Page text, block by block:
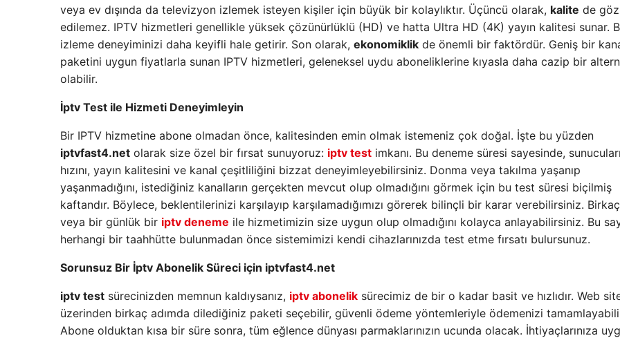
veya ev dışında da televizyon izlemek isteyen kişiler için büyük bir kolaylıktır. Üçüncü olarak, kalite de göz
edilemez. IPTV hizmetleri genellikle yüksek çözünürlüklü (HD) ve hatta Ultra HD (4K) yayın kalitesi sunar.
izleme deneyiminizi daha keyifli hale getirir. Son olarak, ekonomiklik de önemli bir faktördür. Geniş bir
paketini uygun fiyatlarla sunan IPTV hizmetleri, geleneksel uydu aboneliklerine kıyasla daha cazip bir
olabilir.
İptv Test ile Hizmeti Deneyimleyin
Bir IPTV hizmetine abone olmadan önce, kalitesinden emin olmak istemeniz çok doğal. İşte bu yüzden
iptvfast4.net olarak size özel bir fırsat sunuyoruz: iptv test imkanı. Bu deneme süresi sayesinde,
hızını, yayın kalitesini ve kanal çeşitliliğini bizzat deneyimleyebilirsiniz. Donma veya takılma yaşanıp
yaşanmadığını, istediğiniz kanalların gerçekten mevcut olup olmadığını görmek için bu test süresi biçilmiş
kaftandır. Böylece, beklentilerinizi karşılayıp karşılamadığımızı görerek bilinçli bir karar verebilirsiniz.
veya bir günlük bir iptv deneme ile hizmetimizin size uygun olup olmadığını kolayca anlayabilirsiniz. Bu
herhangi bir taahhütte bulunmadan önce sistemimizi kendi cihazlarınızda test etme fırsatı bulursunuz.
Sorunsuz Bir İptv Abonelik Süreci için iptvfast4.net
iptv test sürecinizden memnun kaldıysanız, iptv abonelik sürecimiz de bir o kadar basit ve hızlıdır. Web
üzerinden birkaç adımda dilediğiniz paketi seçebilir, güvenli ödeme yöntemleriyle ödemenizi
Abone olduktan kısa bir süre sonra, tüm eğlence dünyası parmaklarınızın ucunda olacak. İhtiyaçlarınıza